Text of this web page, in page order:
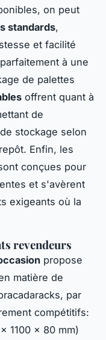
on peut
standards,
et facilité
à une
de palettes
offrent quant à
de
stockage selon
Enfin, les
conçues pour
et s'avèrent
exigeants où la
revendeurs
propose
matière de
par
compétitifs:
1100 x 80 mm)